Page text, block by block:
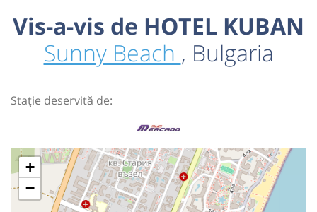
Vis-a-vis de HOTEL KUBAN
Sunny Beach , Bulgaria
Stație deservită de:
+
−